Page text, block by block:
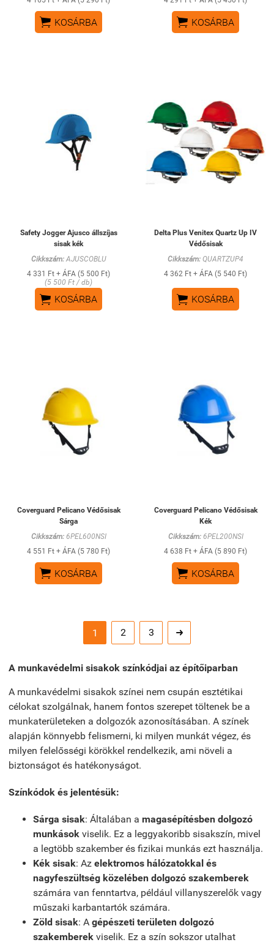
 KOSÁRBA  KOSÁRBA
Safety Jogger Ajusco állszíjas
sisak kék
Cikkszám:AJUSCOBLU
4 331 Ft + ÁFA (5 500 Ft)
(5 500 Ft / db)
 KOSÁRBA
Delta Plus Venitex Quartz Up IV
Védősisak
Cikkszám: QUARTZUP4
4 362 Ft + ÁFA (5 540 Ft)
 KOSÁRBA
Coverguard Pelicano Védősisak
Sárga
Cikkszám:6PEL600NSI
4 551 Ft + ÁFA (5 780 Ft)
 KOSÁRBA
Coverguard Pelicano Védősisak
Kék
Cikkszám:6PEL200NSI
4 638 Ft + ÁFA (5 890 Ft)
 KOSÁRBA
1 2 3 
A munkavédelmi sisakok színkódjai az építőiparban
A munkavédelmi sisakok színei nem csupán esztétikai
célokat szolgálnak, hanem fontos szerepet töltenek be a
munkaterületeken a dolgozók azonosításában. A színek
alapján könnyebb felismerni, ki milyen munkát végez, és
milyen felelősségi körökkel rendelkezik, ami növeli a
biztonságot és hatékonyságot.
Színkódok és jelentésük:
Sárga sisak: Általában a magasépítésben dolgozó
munkások viselik. Ez a leggyakoribb sisakszín, mivel
a legtöbb szakember és fizikai munkás ezt használja.
Kék sisak: Az elektromos hálózatokkal és
nagyfeszültség közelében dolgozó szakemberek
számára van fenntartva, például villanyszerelők vagy
műszaki karbantartók számára.
Zöld sisak: A gépészeti területen dolgozó
szakemberek viselik. Ez a szín sokszor utalhat